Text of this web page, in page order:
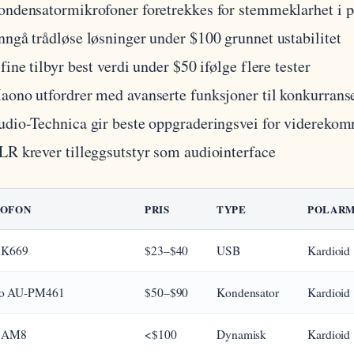
foretrekkes for stemmeklarhet i
trådløse løsninger under $100 grunnet ustabilitet
tilbyr best verdi under $50 ifølge flere tester
utfordrer med avanserte funksjoner til
Technica gir beste oppgraderingsvei for
krever tilleggsutstyr som audiointerface
PRIS TYPE
$23–$40 USB Kardioid
AU-PM461 $50–$90 Kondensator Kardioid
<$100 Dynamisk Kardioid